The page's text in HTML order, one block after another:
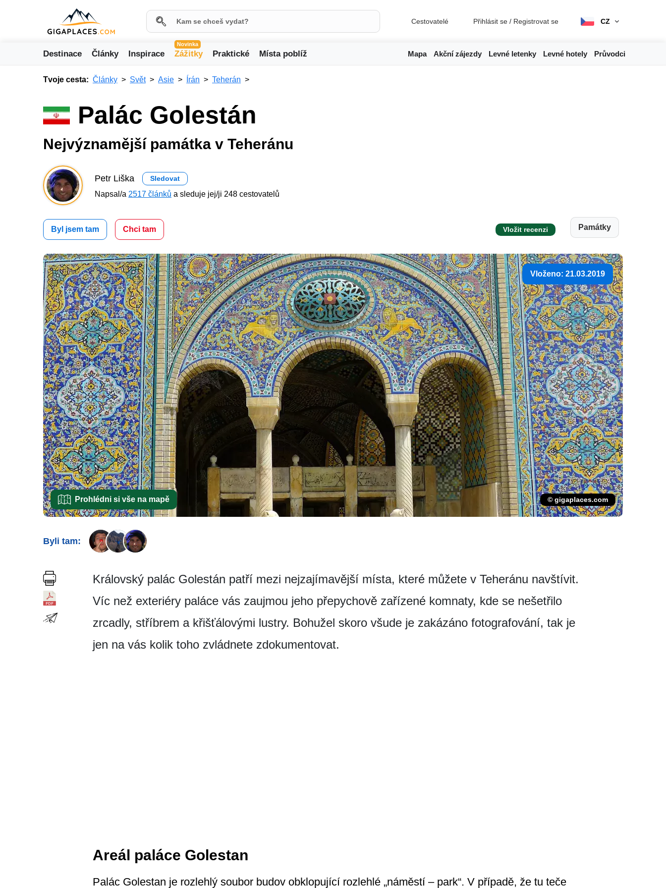
Cestovatelé Přihlásit se / Registrovat se CZ
Destinace Články Inspirace
Novinka
Zážitky Praktické Místa poblíž Mapa Akční zájezdy Levné letenky Levné hotely Průvodci
Tvoje cesta: Články Svět Asie Írán Teherán
Palác Golestán
Nejvýznamější památka v Teheránu
Petr Liška Sledovat
Napsal/a 2517 článků a sleduje jej/ji 248 cestovatelů
Byl jsem tam Chci tam Vložit recenzi Památky
Vloženo: 21.03.2019
Prohlédni si vše na mapě © gigaplaces.com
Byli tam:
Královský palác Golestán patří mezi nejzajímavější místa, které můžete v Teheránu navštívit.
Víc než exteriéry paláce vás zaujmou jeho přepychově zařízené komnaty, kde se nešetřilo
zrcadly, stříbrem a křišťálovými lustry. Bohužel skoro všude je zakázáno fotografování, tak je
jen na vás kolik toho zvládnete zdokumentovat.
Areál paláce Golestan
Palác Golestan je rozlehlý soubor budov obklopující rozlehlé „náměstí – park“. V případě, že tu teče